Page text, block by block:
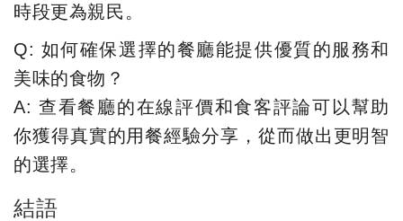
時段更為親民。
Q: 如何確保選擇的餐廳能提供優質的服務和
美味的食物？
A: 查看餐廳的在線評價和食客評論可以幫助
你獲得真實的用餐經驗分享，從而做出更明智
的選擇。
結語